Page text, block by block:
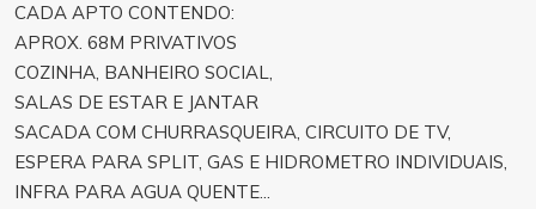
CADA APTO CONTENDO:
APROX. 68M PRIVATIVOS
COZINHA, BANHEIRO SOCIAL,
SALAS DE ESTAR E JANTAR
SACADA COM CHURRASQUEIRA, CIRCUITO DE TV,
ESPERA PARA SPLIT, GAS E HIDROMETRO INDIVIDUAIS,
INFRA PARA AGUA QUENTE...